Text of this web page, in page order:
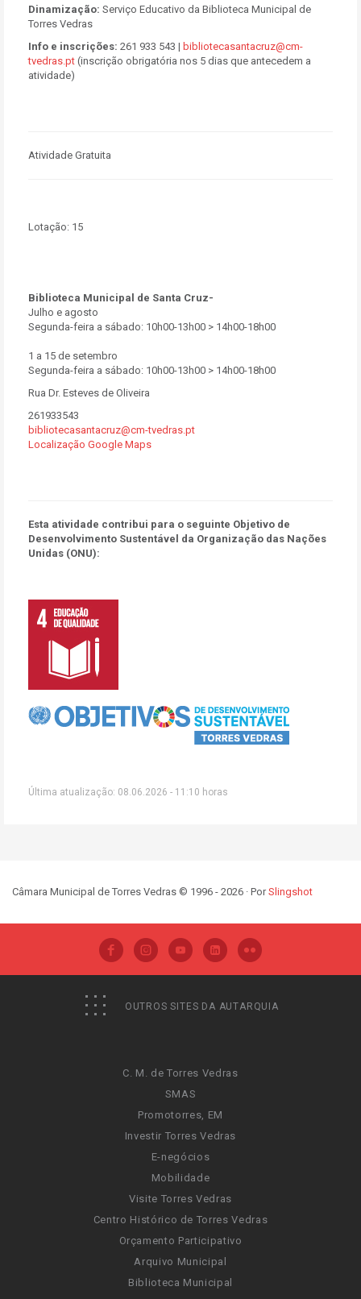
Dinamização: Serviço Educativo da Biblioteca Municipal de
Torres Vedras
Info e inscrições: 261 933 543 | bibliotecasantacruz@cm-
tvedras.pt (inscrição obrigatória nos 5 dias que antecedem a
atividade)
Atividade Gratuita
Lotação: 15
Biblioteca Municipal de Santa Cruz-
Julho e agosto
Segunda-feira a sábado: 10h00-13h00 > 14h00-18h00
1 a 15 de setembro
Segunda-feira a sábado: 10h00-13h00 > 14h00-18h00
Rua Dr. Esteves de Oliveira
261933543
bibliotecasantacruz@cm-tvedras.pt
Localização Google Maps
Esta atividade contribui para o seguinte Objetivo de
Desenvolvimento Sustentável da Organização das Nações
Unidas (ONU):
Última atualização: 08.06.2026 - 11:10 horas
Câmara Municipal de Torres Vedras © 1996 - 2026 · PorSlingshot
OUTROS SITES DA AUTARQUIA
C. M. de Torres Vedras
SMAS
Promotorres, EM
Investir Torres Vedras
E-negócios
Mobilidade
Visite Torres Vedras
Centro Histórico de Torres Vedras
Orçamento Participativo
Arquivo Municipal
Biblioteca Municipal